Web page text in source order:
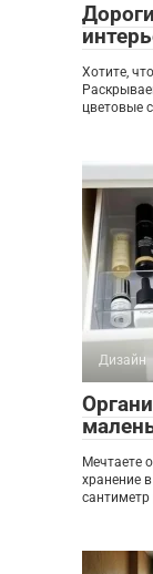
Хотите,
цветовые
Дизайн
Мечтаете
хранение
сантиметр